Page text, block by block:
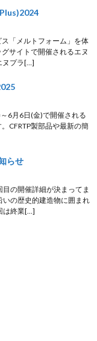
「メルトフォーム」を体
サイトで開催されるエヌ
ヌプラ[…]
6月6日(金)で開催される
CFRTP製部品や最新の簡
らせ
の開催詳細が決まってま
いの歴史的建造物に囲まれ
は終業[…]